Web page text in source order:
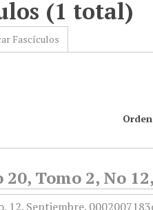
(1 total)
Fascículos
Tomo 2, No